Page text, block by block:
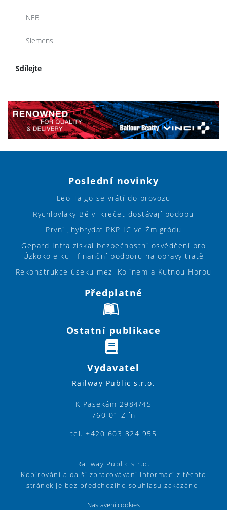
NEB
Siemens
Sdílejte
Poslední novinky
Leo Talgo se vrátí do provozu
Rychlovlaky Bělyj krečet dostávají podobu
První „hybryda“ PKP IC ve Żmigródu
Gepard Infra získal bezpečnostní osvědčení pro
Úzkokolejku i finanční podporu na opravy tratě
Rekonstrukce úseku mezi Kolínem a Kutnou Horou
Předplatné
Ostatní publikace
Vydavatel
Railway Public s.r.o.
K Pasekám 2984/45
760 01 Zlín
tel. +420 603 824 955
Railway Public s.r.o.
Kopírování a další zpracovávání informací z těchto
stránek je bez předchozího souhlasu zakázáno.
Nastavení cookies